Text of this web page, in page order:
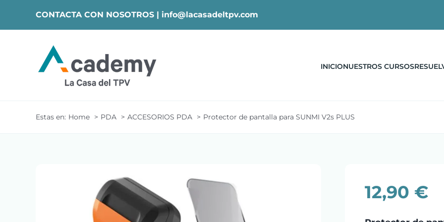
content
CONTACTA CON NOSOTROS | info@lacasadeltpv.com
INICIONUESTROS CURSOS
Estas en: Home PDA ACCESORIOS PDA Protector de pantalla para SUNMI V2s PLUS
12,90 €